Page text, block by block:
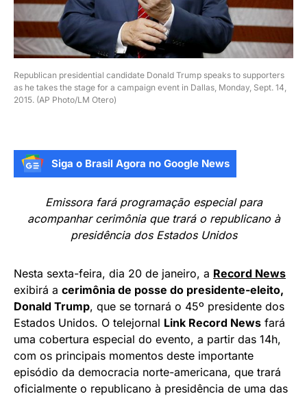
Republican presidential candidate Donald Trump speaks to supporters
as he takes the stage for a campaign event in Dallas, Monday, Sept. 14,
2015. (AP Photo/LM Otero)
Siga o Brasil Agora no Google News
Emissora fará programação especial para
acompanhar cerimônia que trará o republicano à
presidência dos Estados Unidos
Nesta sexta-feira, dia 20 de janeiro, a Record News
exibirá a cerimônia de posse do presidente-eleito,
Donald Trump, que se tornará o 45º presidente dos
Estados Unidos. O telejornal Link Record News fará
uma cobertura especial do evento, a partir das 14h,
com os principais momentos deste importante
episódio da democracia norte-americana, que trará
oficialmente o republicano à presidência de uma das